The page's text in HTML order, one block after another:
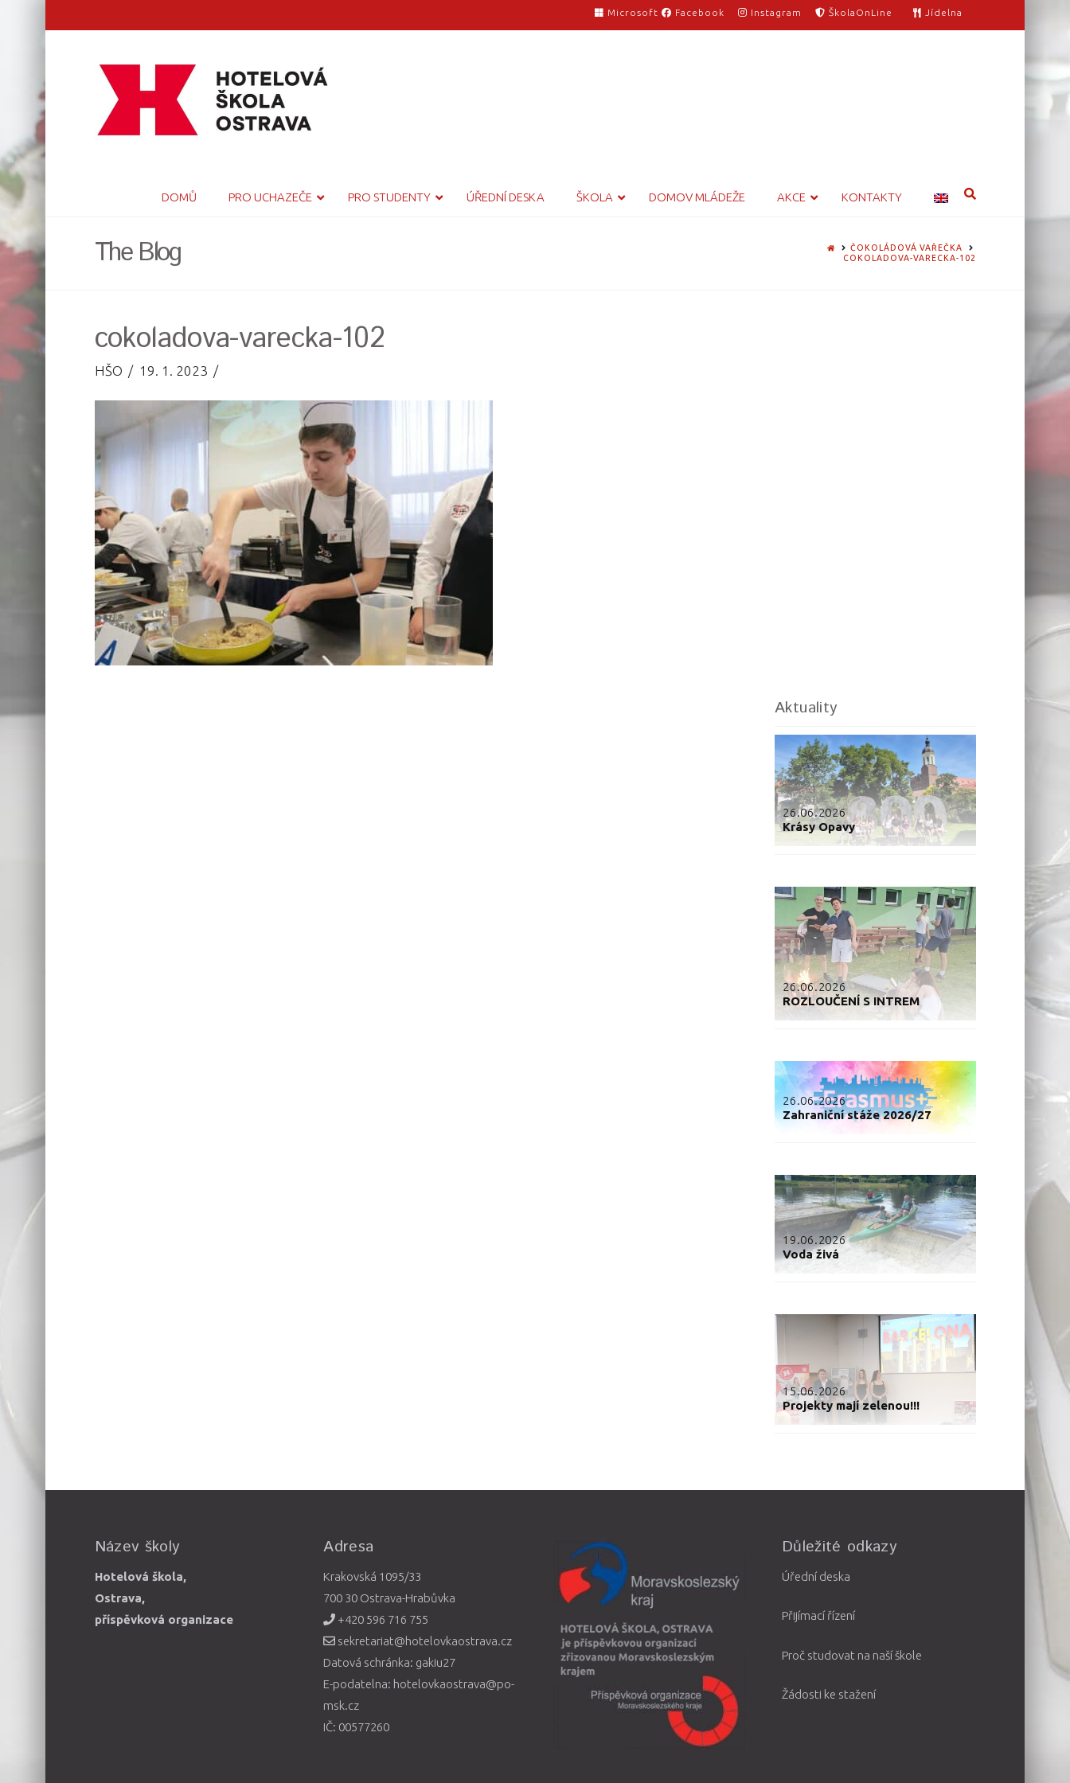
Microsoft Facebook Instagram ŠkolaOnLine Jídelna
DOMŮ PRO UCHAZEČE PRO STUDENTY ÚŘEDNÍ DESKA ŠKOLA DOMOV MLÁDEŽE AKCE KONTAKTY
The Blog HOMEČOKOLÁDOVÁ VAŘEČKA
COKOLADOVA-VARECKA-102
cokoladova-varecka-102
HŠO 19. 1. 2023
Aktuality
26.06.2026
Krásy Opavy
26.06.2026
ROZLOUČENÍ S INTREM
26.06.2026
Zahraniční stáže 2026/27
19.06.2026
Voda živá
15.06.2026
Projekty mají zelenou!!!
Název školy
Hotelová škola,
Ostrava,
příspěvková organizace
Adresa
Krakovská 1095/33
700 30 Ostrava-Hrabůvka
+420 596 716 755
sekretariat@hotelovkaostrava.cz
Datová schránka: gakiu27
E-podatelna: hotelovkaostrava@po-
msk.cz
IČ: 00577260
Důležité odkazy
Úřední deska
Přijímací řízení
Proč studovat na naší škole
Žádosti ke stažení